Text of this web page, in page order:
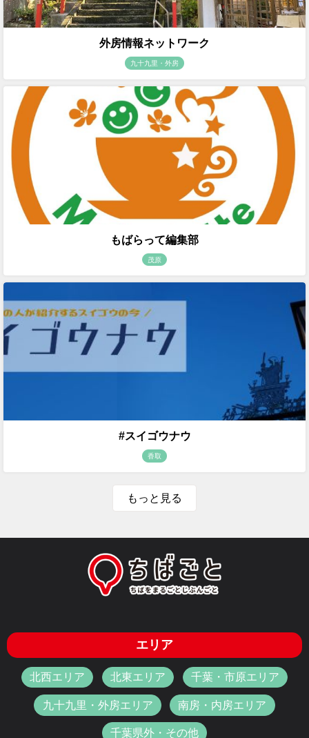
外房情報ネットワーク
九十九里・外房
もばらって編集部
茂原
#スイゴウナウ
香取
もっと見る
エリア
北西エリア 北東エリア 千葉・市原エリア
九十九里・外房エリア 南房・内房エリア
千葉県外・その他